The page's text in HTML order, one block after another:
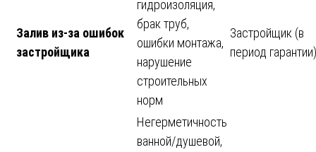
Залив из-за ошибок
застройщика
гидроизоляция,
брак труб,
ошибки монтажа,
нарушение
строительных
норм
Застройщик (в
период гарантии)
Негерметичность
ванной/душевой,